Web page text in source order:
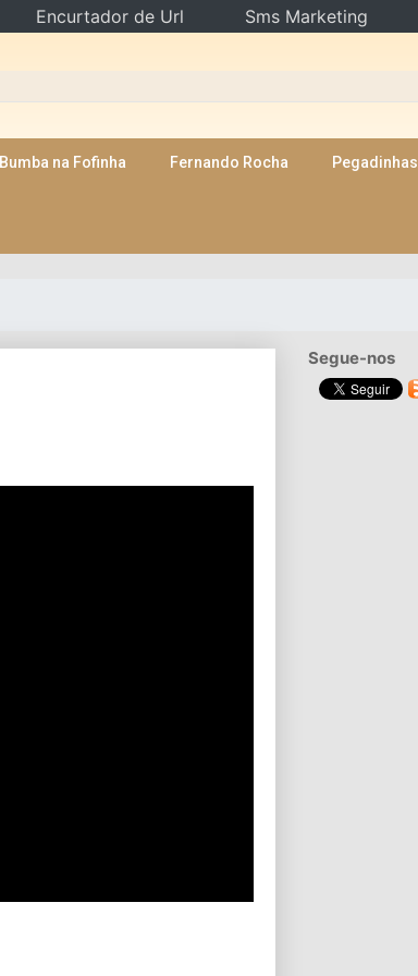
Bumba na Fofinha Fernando Rocha Pegadinhas
Segue-nos
Encurtador de Url Sms Marketing